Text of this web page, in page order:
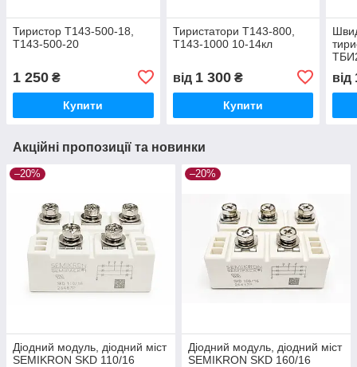
Тиристор Т143-500-18,
Т143-500-20
1 250 ₴
Купити
Тиристатори Т143-800,
Т143-1000 10-14кл
від 1 300₴
Купити
від
Акційні пропозиції та новинки
–20%
Діодний модуль, діодний міст
SEMIKRON SKD 110/16
–20%
Діодний модуль, діодний міст
SEMIKRON SKD 160/16